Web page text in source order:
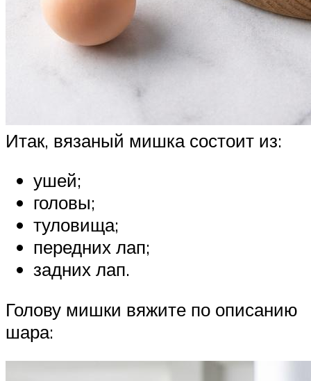
Итак, вязаный мишка состоит из:
ушей;
головы;
туловища;
передних лап;
задних лап.
Голову мишки вяжите по описанию
шара: